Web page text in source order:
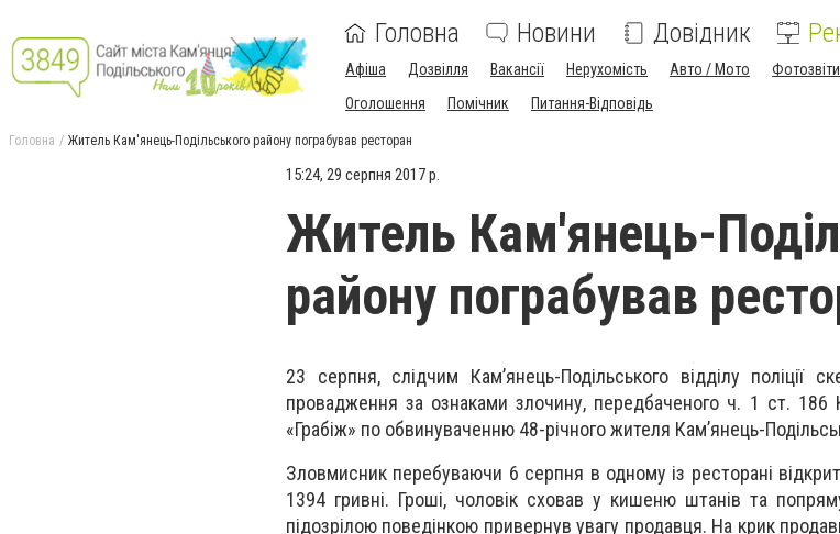
Головна Новини Довідник
Афіша Дозвілля Вакансії Нерухомість Авто / Мото Фотозвіти
Оголошення
Помічник Питання-Відповідь
Головна Житель Кам'янець-Подільського району пограбував ресторан
15:24, 29 серпня 2017 р.
Житель Кам'янець-
району пограбував
23 серпня, слідчим Кам’янець-Подільського відділу поліції
провадження за ознаками злочину, передбаченого ч. 1 ст. 186
«Грабіж» по обвинуваченню 48-річного жителя Кам’янець-
Зловмисник перебуваючи 6 серпня в одному із ресторані
1394 гривні. Гроші, чоловік сховав у кишеню штанів та
підозрілою поведінкою привернув увагу продавця. На крик